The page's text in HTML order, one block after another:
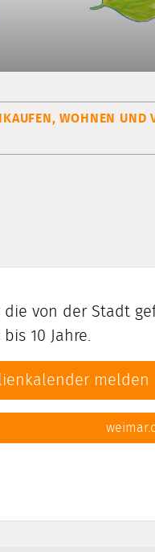
WOHNEN UND
von der Stadt
bis 10 Jahre
melden